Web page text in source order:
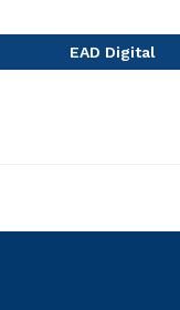
EAD Digital